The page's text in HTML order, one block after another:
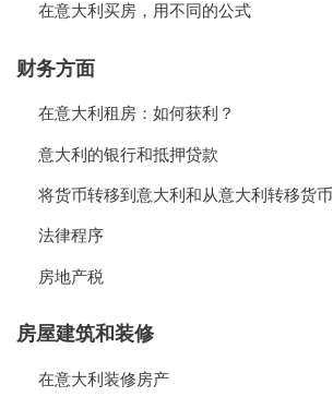
在意大利买房，用不同的公式
财务方面
在意大利租房：如何获利？
意大利的银行和抵押贷款
将货币转移到意大利和从意大利转移货币
法律程序
房地产税
房屋建筑和装修
在意大利装修房产